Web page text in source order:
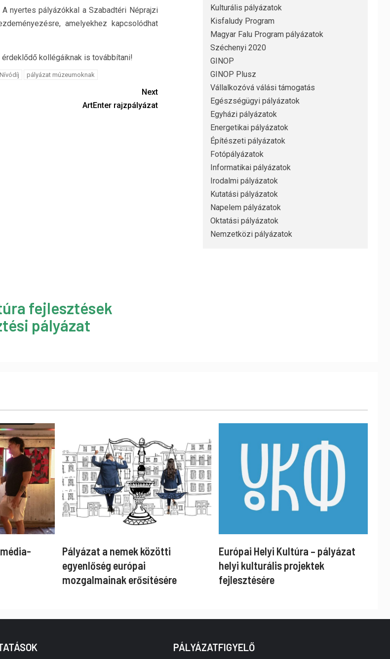
nyertes pályázókkal a Szabadtéri Néprajzi
amelyekhez kapcsolódhat
kollégáiknak is továbbítani!
pályázat múzeumoknak
Next
ArtEnter rajzpályázat
fejlesztések
pályázat
Kulturális pályázatok
Kisfaludy Program
Magyar Falu Program pályázatok
Széchenyi 2020
GINOP
GINOP Plusz
Vállalkozóvá válási támogatás
Egészségügyi pályázatok
Egyházi pályázatok
Energetikai pályázatok
Építészeti pályázatok
Fotópályázatok
Informatikai pályázatok
Irodalmi pályázatok
Kutatási pályázatok
Napelem pályázatok
Oktatási pályázatok
Nemzetközi pályázatok
Pályázat a nemek közötti
egyenlőség európai
mozgalmainak erősítésére
Európai Helyi Kultúra – pályázat
helyi kulturális projektek
fejlesztésére
PÁLYÁZATFIGYELŐ